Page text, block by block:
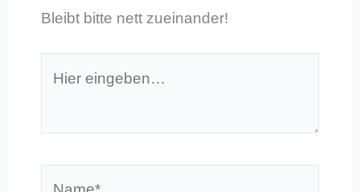
Bleibt bitte nett zueinander!
eingeben…